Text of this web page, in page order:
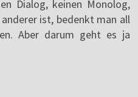
Dialog, keinen Monolog,
ist, bedenkt man all
Aber darum geht es ja